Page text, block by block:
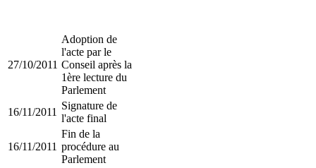
27/10/2011
Adoption de
l'acte par le
Conseil après la
1ère lecture du
Parlement
16/11/2011
Signature de
l'acte final
16/11/2011
Fin de la
procédure au
Parlement